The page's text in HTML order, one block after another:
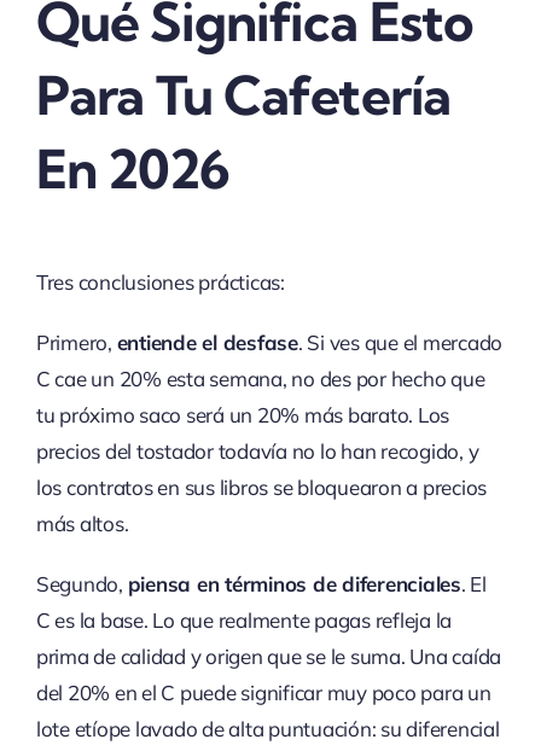
Qué Significa Esto
Para Tu Cafetería
En 2026
Tres conclusiones prácticas:
Primero, entiende el desfase. Si ves que el mercado
C cae un 20% esta semana, no des por hecho que
tu próximo saco será un 20% más barato. Los
precios del tostador todavía no lo han recogido, y
los contratos en sus libros se bloquearon a precios
más altos.
Segundo, piensa en términos de diferenciales. El
C es la base. Lo que realmente pagas refleja la
prima de calidad y origen que se le suma. Una caída
del 20% en el C puede significar muy poco para un
lote etíope lavado de alta puntuación: su diferencial